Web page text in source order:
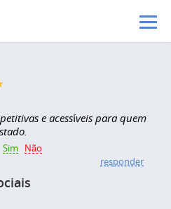
e acessíveis para quem
Sim
Não
responder